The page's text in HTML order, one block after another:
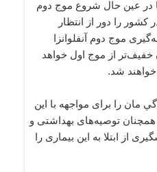
در عين حال شروع موج دوم
كشور را دور از انتظار
موج دوم آنفلوانزا
از موج اول خواهد
خواهند شد.
‌مان را برای مواجهه با اين
توصيه‌های بهداشتی و
از ابتلا به اين بيماری را